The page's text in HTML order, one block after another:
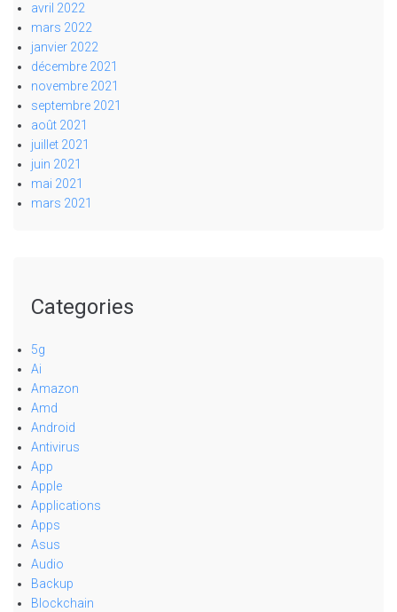
avril 2022
mars 2022
janvier 2022
décembre 2021
novembre 2021
septembre 2021
août 2021
juillet 2021
juin 2021
mai 2021
mars 2021
Categories
5g
Ai
Amazon
Amd
Android
Antivirus
App
Apple
Applications
Apps
Asus
Audio
Backup
Blockchain